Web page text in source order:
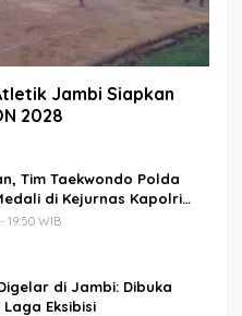
Jambi Siapkan
2028
Tim Taekwondo Polda
di Kejurnas Kapolri
19:50 WIB
di Jambi: Dibuka
Eksibisi